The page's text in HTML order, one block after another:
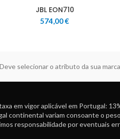
JBL EON710
574,00€
Deve selecionar o atributo da sua
em vigor aplicável em Portugal:
continental variam consoante o
responsabilidade por eventuais